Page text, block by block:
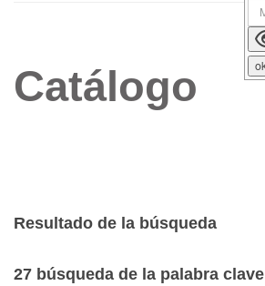
Catálogo
Resultado de la búsqueda
27 búsqueda de la palabra clave